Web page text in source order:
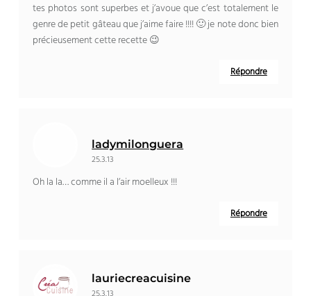
tes photos sont superbes et j’avoue que c’est totalement le
genre de petit gâteau que j’aime faire !!!! 🙂 je note donc bien
précieusement cette recette 😉
Répondre
ladymilonguera
25.3.13
Oh la la… comme il a l’air moelleux !!!
Répondre
lauriecreacuisine